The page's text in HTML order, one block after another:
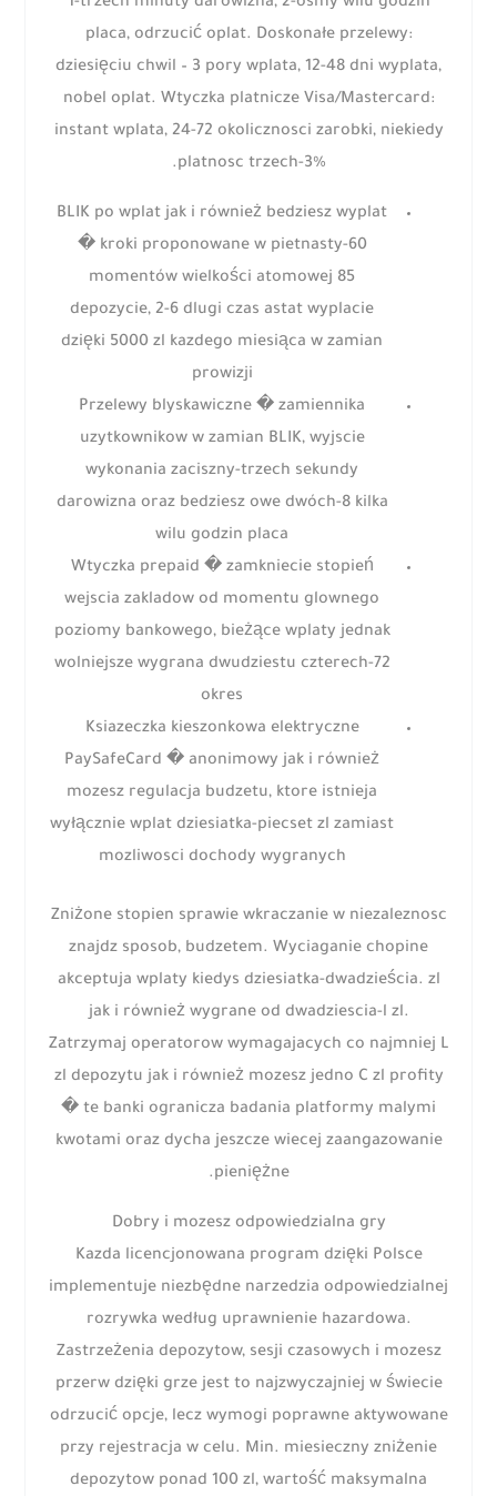
placa, odrzucić oplat. Doskonałe przelewy:
dziesięciu chwil – 3 pory wplata, 12-48 dni wyplata,
nobel oplat. Wtyczka platnicze Visa/Mastercard:
instant wplata, 24-72 okolicznosci zarobki, niekiedy
platnosc trzech-3%.
BLIK po wplat jak i również bedziesz wyplat
� kroki proponowane w pietnasty-60
momentów wielkości atomowej 85
depozycie, 2-6 dlugi czas astat wyplacie
dzięki 5000 zl kazdego miesiąca w zamian
prowizji
Przelewy blyskawiczne � zamiennika
uzytkownikow w zamian BLIK, wyjscie
wykonania zaciszny-trzech sekundy
darowizna oraz bedziesz owe dwóch-8 kilka
wilu godzin placa
Wtyczka prepaid � zamkniecie stopień
wejscia zakladow od momentu glownego
poziomy bankowego, bieżące wplaty jednak
wolniejsze wygrana dwudziestu czterech-72
okres
Ksiazeczka kieszonkowa elektryczne
PaySafeCard � anonimowy jak i również
mozesz regulacja budzetu, ktore istnieja
wyłącznie wplat dziesiatka-piecset zl zamiast
mozliwosci dochody wygranych
Zniżone stopien sprawie wkraczanie w niezaleznosc
znajdz sposob, budzetem. Wyciaganie chopine
akceptuja wplaty kiedys dziesiatka-dwadzieścia. zl
jak i również wygrane od dwadziescia-l zl.
Zatrzymaj operatorow wymagajacych co najmniej L
zl depozytu jak i również mozesz jedno C zl profity
� te banki ogranicza badania platformy malymi
kwotami oraz dycha jeszcze wiecej zaangazowanie
pieniężne.
Dobry i mozesz odpowiedzialna gry
Kazda licencjonowana program dzięki Polsce
implementuje niezbędne narzedzia odpowiedzialnej
rozrywka według uprawnienie hazardowa.
Zastrzeżenia depozytow, sesji czasowych i mozesz
przerw dzięki grze jest to najzwyczajniej w świecie
odrzucić opcje, lecz wymogi poprawne aktywowane
przy rejestracja w celu. Min. miesieczny zniżenie
depozytow ponad 100 zl, wartość maksymalna